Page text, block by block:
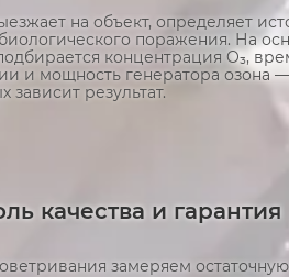
на объект, определяет
поражения. На
концентрация O₃,
и мощность генератора озона
зависит результат.
качества и гарантия
замеряем остаточную